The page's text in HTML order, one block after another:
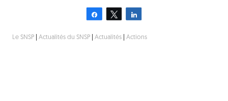
Partagez Tweetez
Le SNSP| Actualités du SNSP| Actualités| Actions